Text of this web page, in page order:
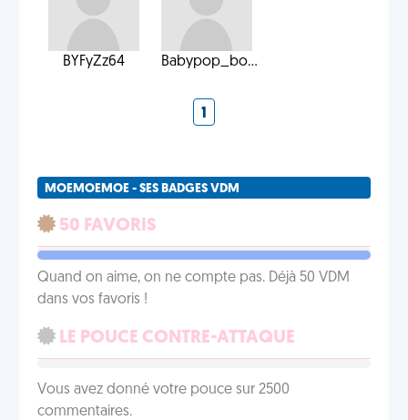
BYFyZz64 Babypop_bo...
1
MOEMOEMOE - SES BADGES VDM
50 FAVORIS
Quand on aime, on ne compte pas. Déjà 50 VDM
dans vos favoris !
LE POUCE CONTRE-ATTAQUE
Vous avez donné votre pouce sur 2500
commentaires.